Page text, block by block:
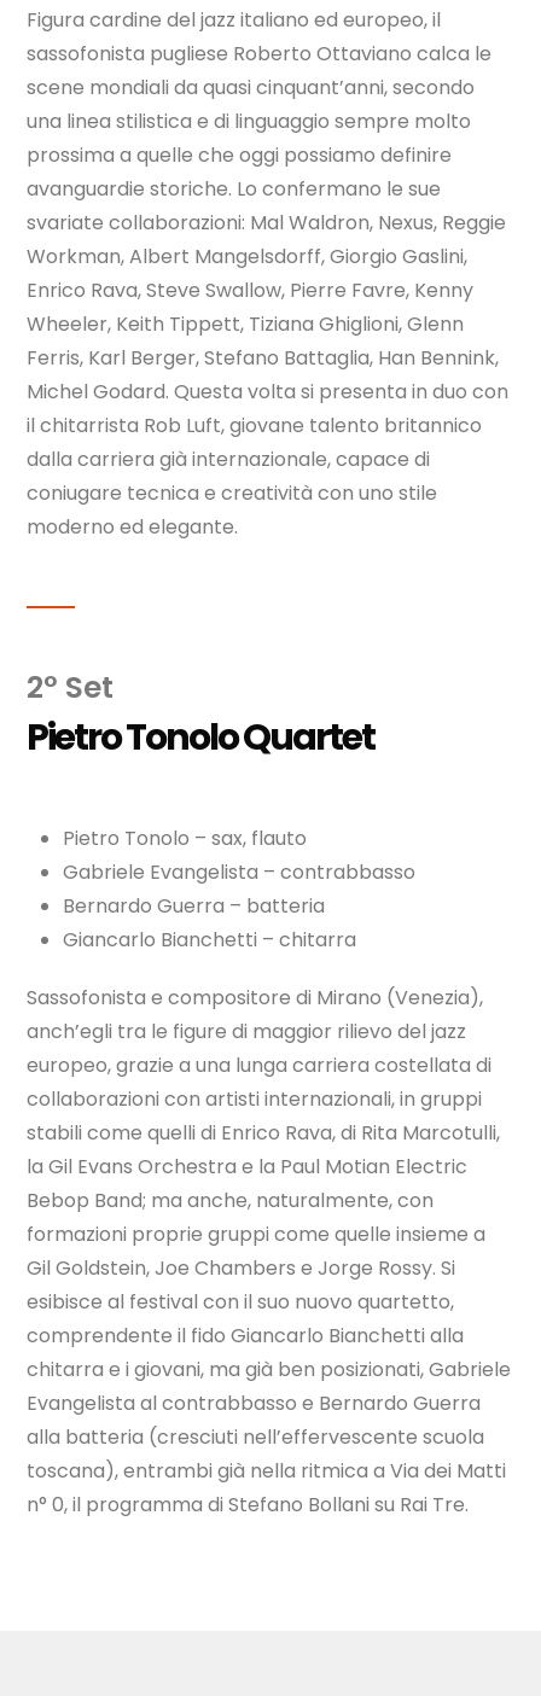
Figura cardine del jazz italiano ed europeo, il
sassofonista pugliese Roberto Ottaviano calca le
scene mondiali da quasi cinquant’anni, secondo
una linea stilistica e di linguaggio sempre molto
prossima a quelle che oggi possiamo definire
avanguardie storiche. Lo confermano le sue
svariate collaborazioni: Mal Waldron, Nexus, Reggie
Workman, Albert Mangelsdorff, Giorgio Gaslini,
Enrico Rava, Steve Swallow, Pierre Favre, Kenny
Wheeler, Keith Tippett, Tiziana Ghiglioni, Glenn
Ferris, Karl Berger, Stefano Battaglia, Han Bennink,
Michel Godard. Questa volta si presenta in duo con
il chitarrista Rob Luft, giovane talento britannico
dalla carriera già internazionale, capace di
coniugare tecnica e creatività con uno stile
moderno ed elegante.
2° Set
Pietro Tonolo Quartet
Pietro Tonolo –sax, flauto
Gabriele Evangelista – contrabbasso
Bernardo Guerra – batteria
Giancarlo Bianchetti – chitarra
Sassofonista e compositore di Mirano (Venezia),
anch’egli tra le figure di maggior rilievo del jazz
europeo, grazie a una lunga carriera costellata di
collaborazioni con artisti internazionali, in gruppi
stabili come quelli di Enrico Rava, di Rita Marcotulli,
la Gil Evans Orchestra e la Paul Motian Electric
Bebop Band; ma anche, naturalmente, con
formazioni proprie gruppi come quelle insieme a
Gil Goldstein, Joe Chambers e Jorge Rossy. Si
esibisce al festival con il suo nuovo quartetto,
comprendente il fido Giancarlo Bianchetti alla
chitarra e i giovani, ma già ben posizionati, Gabriele
Evangelista al contrabbasso e Bernardo Guerra
alla batteria (cresciuti nell’effervescente scuola
toscana), entrambi già nella ritmica a Via dei Matti
n° 0, il programma di Stefano Bollani su Rai Tre.